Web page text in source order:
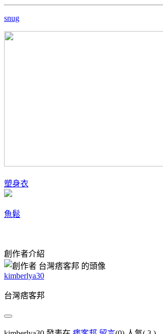
snug
塑身衣
魚鬆
創作者介紹
kimberlya30
台灣痞客邦